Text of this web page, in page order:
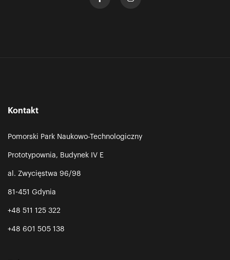
Kontakt
Pomorski Park Naukowo-Technologiczny
Prototypownia, Budynek IV E
al. Zwycięstwa 96/98
81-451 Gdynia
+48 511 125 322
+48 601 505 138